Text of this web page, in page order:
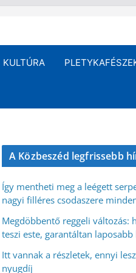
KULTÚRA
A Közbeszéd legfrissebb
Így mentheti meg a leégett
nagyi filléres csodaszere
Megdöbbentő reggeli változás:
teszi este, garantáltan laposabb
Itt vannak a részletek, ennyi
nyugdíj